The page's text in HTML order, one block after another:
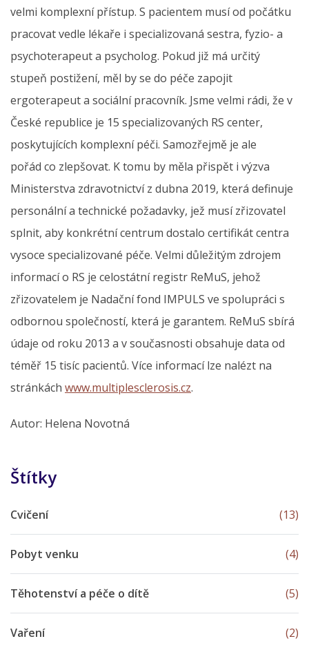
velmi komplexní přístup. S pacientem musí od počátku
pracovat vedle lékaře i specializovaná sestra, fyzio- a
psychoterapeut a psycholog. Pokud již má určitý
stupeň postižení, měl by se do péče zapojit
ergoterapeut a sociální pracovník. Jsme velmi rádi, že v
České republice je 15 specializovaných RS center,
poskytujících komplexní péči. Samozřejmě je ale
pořád co zlepšovat. K tomu by měla přispět i výzva
Ministerstva zdravotnictví z dubna 2019, která definuje
personální a technické požadavky, jež musí zřizovatel
splnit, aby konkrétní centrum dostalo certifikát centra
vysoce specializované péče. Velmi důležitým zdrojem
informací o RS je celostátní registr ReMuS, jehož
zřizovatelem je Nadační fond IMPULS ve spolupráci s
odbornou společností, která je garantem. ReMuS sbírá
údaje od roku 2013 a v současnosti obsahuje data od
téměř 15 tisíc pacientů. Více informací lze nalézt na
stránkách www.multiplesclerosis.cz.
Autor: Helena Novotná
Štítky
Cvičení (13)
Pobyt venku (4)
Těhotenství a péče o dítě (5)
Vaření (2)